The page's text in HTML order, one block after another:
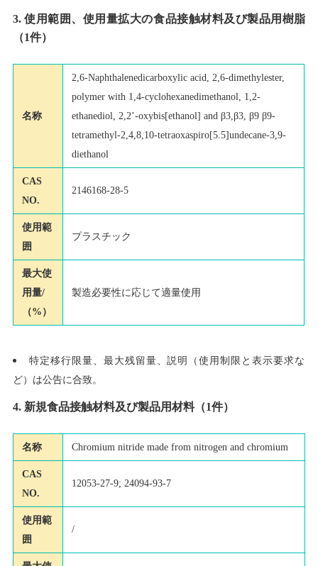
3. 使用範囲、使用量拡大の食品接触材料及び製品用樹脂
（1件）
名称
2,6-Naphthalenedicarboxylic acid, 2,6-dimethylester,
polymer with 1,4-cyclohexanedimethanol, 1,2-
ethanediol, 2,2’-oxybis[ethanol] and β3,β3, β9 β9-
tetramethyl-2,4,8,10-tetraoxaspiro[5.5]undecane-3,9-
diethanol
CAS
NO.
2146168-28-5
使用範
囲
プラスチック
最大使
用量/
（%）
製造必要性に応じて適量使用
特定移行限量、最大残留量、説明（使用制限と表示要求な
ど）は公告に合致。
4. 新規食品接触材料及び製品用材料（1件）
名称 Chromium nitride made from nitrogen and chromium
CAS
NO.
12053-27-9; 24094-93-7
使用範
囲
/